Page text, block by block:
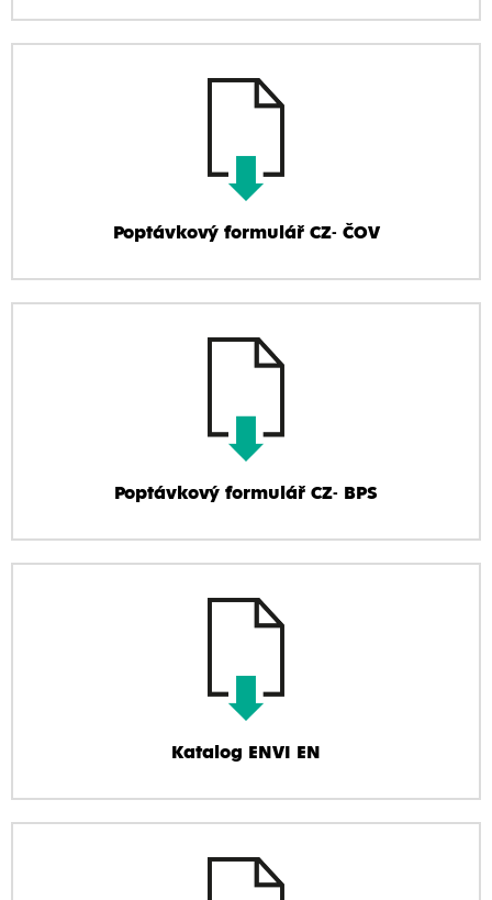
Poptávkový formulář CZ- ČOV
Poptávkový formulář CZ- BPS
Katalog ENVI EN